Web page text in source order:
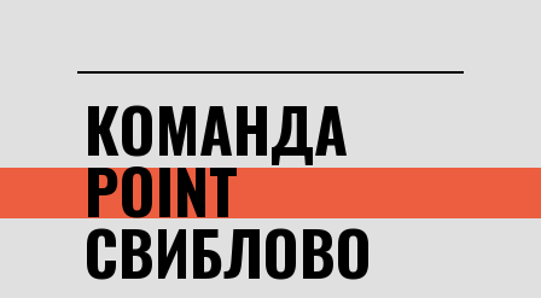
КОМАНДА
POINT
СВИБЛОВО